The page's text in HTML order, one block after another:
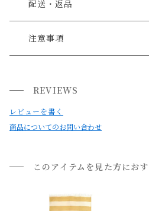
配送・返品
送料について
小型商品は、11,000円(税込)以上
注意事項
・素材の特性上、開封直後は匂い
気になる場合は干して頂くかお部
い。
独特な空気感や素材感を出す為に
・繊維の特性上、毛抜けする場合
REVIEWS
レビューを書く
商品についてのお問い合わせ
このアイテムを見た方にお